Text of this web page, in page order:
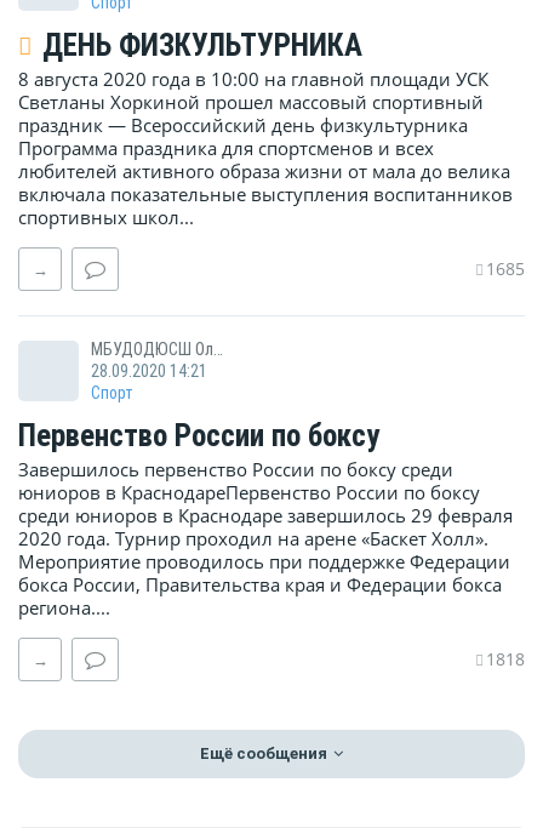
ДЕНЬ ФИЗКУЛЬТУРНИКА
8 августа 2020 года в 10:00 на главной площади УСК
Светланы Хоркиной прошел массовый спортивный
праздник — Всероссийский день физкультурника
Программа праздника для спортсменов и всех
любителей активного образа жизни от мала до велика
включала показательные выступления воспитанников
спортивных школ...
→ 1685
МБУДОДЮСШ Олимп
28.09.2020 14:21
Спорт
Первенство России по боксу
Завершилось первенство России по боксу среди
юниоров в КраснодареПервенство России по боксу
среди юниоров в Краснодаре завершилось 29 февраля
2020 года. Турнир проходил на арене «Баскет Холл».
Мероприятие проводилось при поддержке Федерации
бокса России, Правительства края и Федерации бокса
региона....
→ 1818
Ещё сообщения